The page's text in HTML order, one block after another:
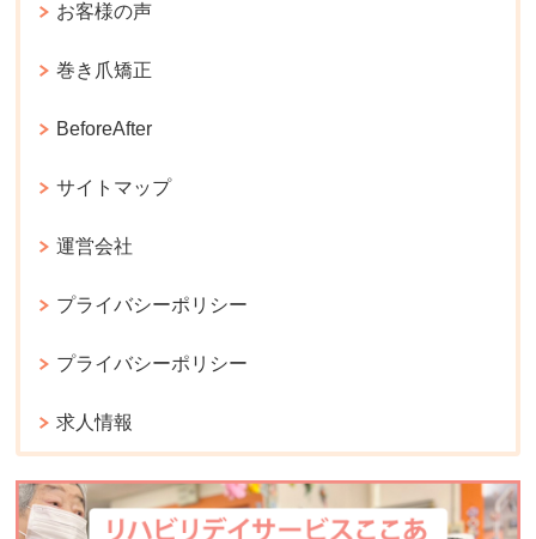
お客様の声
巻き爪矯正
BeforeAfter
サイトマップ
運営会社
プライバシーポリシー
プライバシーポリシー
求人情報